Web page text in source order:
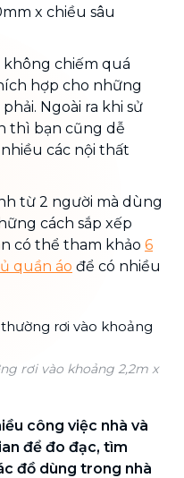
x chiều sâu
chiếm quá
hợp cho những
Ngoài ra khi sử
thì bạn cũng dễ
các nội thất
từ 2 người mà dùng
cách sắp xếp
có thể tham khảo 6
quần áo để có nhiều
rơi vào khoảng 2,2m x
công việc nhà và
để đo đạc, tìm
đồ dùng trong nhà